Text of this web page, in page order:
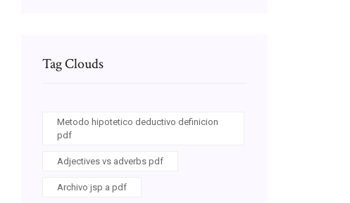
Tag Clouds
Metodo hipotetico deductivo definicion
pdf
Adjectives vs adverbs pdf
Archivo jsp a pdf